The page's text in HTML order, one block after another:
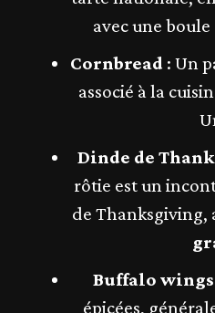
avec une
Cornbread : Un
associé à la
Dinde de
rôtie est un
de Thanksgiving,
Buffalo wings
épicées,